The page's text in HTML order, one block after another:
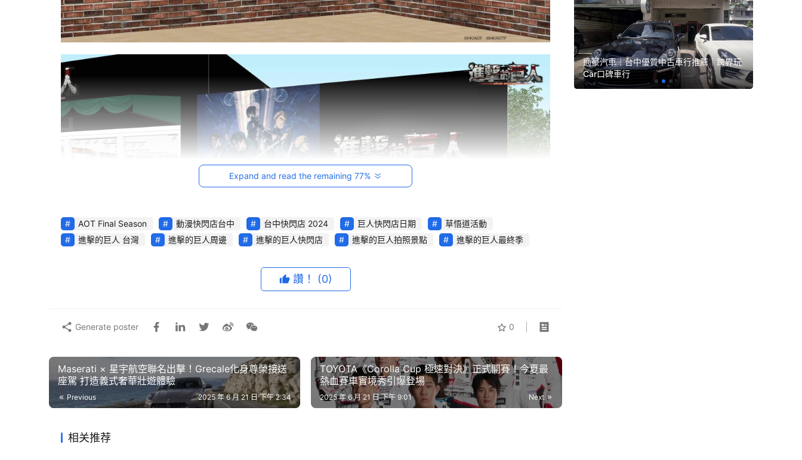
Expand and read the remaining 77%
AOT Final Season 動漫快閃店台中 台中快閃店 2024 巨人快閃店日期
草悟道活動
進擊的巨人 台灣
進擊的巨人周邊 進擊的巨人快閃店 進擊的巨人拍照景點 進擊的巨人最終季
讚！ (0)
0
Generate poster
Maserati × 星宇航空聯名出擊！Grecale化身尊榮接送
座駕 打造義式奢華壯遊體驗
Previous 2025 年 6 月 21 日 下午 2:34
TOYOTA《Corolla Cup 極速對決》正式開賽！今夏最
熱血賽車實境秀引爆登場
Next
2025 年 6 月 21 日 下午 9:01
相关推荐
萬通汽車｜台中優質中古車行推薦｜跨界玩
Car口碑車行
通豪汽車｜台中優質中古車行推薦｜跨界玩
Car口碑車行